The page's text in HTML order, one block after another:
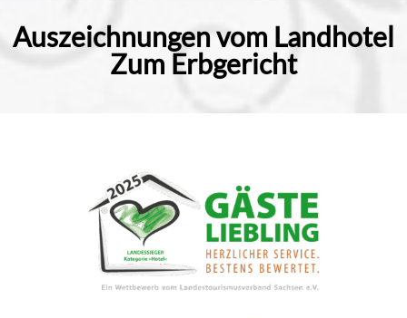
Auszeichnungen vom Landhotel
Zum Erbgericht